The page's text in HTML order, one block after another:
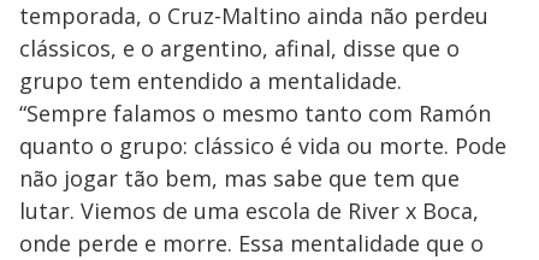
temporada, o Cruz-Maltino ainda não perdeu
clássicos, e o argentino, afinal, disse que o
grupo tem entendido a mentalidade.
“Sempre falamos o mesmo tanto com Ramón
quanto o grupo: clássico é vida ou morte. Pode
não jogar tão bem, mas sabe que tem que
lutar. Viemos de uma escola de River x Boca,
onde perde e morre. Essa mentalidade que o